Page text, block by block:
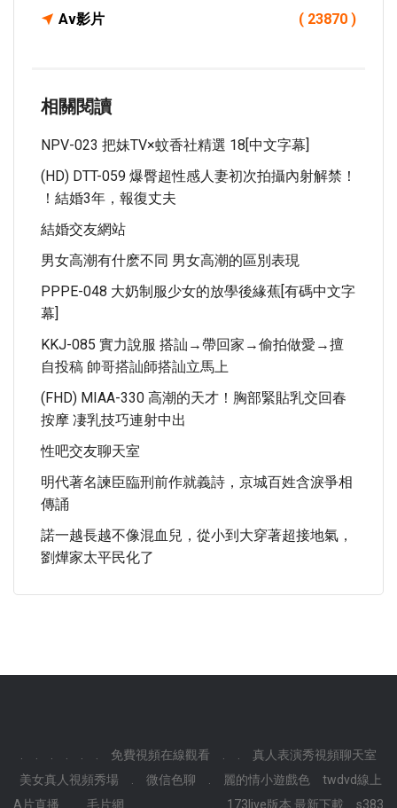
Av影片 ( 23870 )
相關閱讀
NPV-023 把妹TV×蚊香社精選 18[中文字幕]
(HD) DTT-059 爆臀超性感人妻初次拍攝內射解禁！
！結婚3年，報復丈夫
結婚交友網站
男女高潮有什麽不同 男女高潮的區別表現
PPPE-048 大奶制服少女的放學後緣蕉[有碼中文字
幕]
KKJ-085 實力說服 搭訕→帶回家→偷拍做愛→擅
自投稿 帥哥搭訕師搭訕立馬上
(FHD) MIAA-330 高潮的天才！胸部緊貼乳交回春
按摩 凄乳技巧連射中出
性吧交友聊天室
明代著名諫臣臨刑前作就義詩，京城百姓含淚爭相
傳誦
諾一越長越不像混血兒，從小到大穿著超接地氣，
劉燁家太平民化了
免費視頻在線觀看
真人表演秀視頻聊天室
美女真人視頻秀場
微信色聊 麗的情小遊戲色
twdvd線上
A片直播
毛片網 173live版本 最新下載 s383